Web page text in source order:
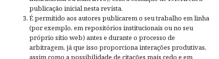
publicação inicial nesta revista.
É permitido aos autores publicarem o seu trabalho em linha
(por exemplo, em repositórios institucionais ou no seu
próprio sítio web) antes e durante o processo de
arbitragem, já que isso proporciona interações produtivas,
assim como a possibilidade de citações mais cedo e em